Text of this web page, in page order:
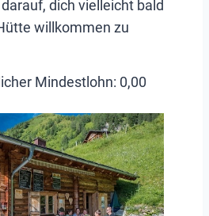
dich vielleicht bald
willkommen zu
Mindestlohn: 0,00